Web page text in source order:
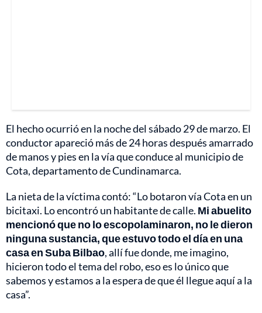
El hecho ocurrió en la noche del sábado 29 de marzo. El
conductor apareció más de 24 horas después amarrado
de manos y pies en la vía que conduce al municipio de
Cota, departamento de Cundinamarca.
La nieta de la víctima contó: “Lo botaron vía Cota en un
bicitaxi. Lo encontró un habitante de calle. Mi abuelito
mencionó que no lo escopolaminaron, no le dieron
ninguna sustancia, que estuvo todo el día en una
casa en Suba Bilbao, allí fue donde, me imagino,
hicieron todo el tema del robo, eso es lo único que
sabemos y estamos a la espera de que él llegue aquí a la
casa”.